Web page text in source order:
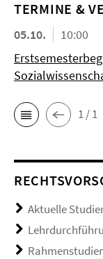
TERMINE &
05.10.
10:00
1 / 1
Aktuelle